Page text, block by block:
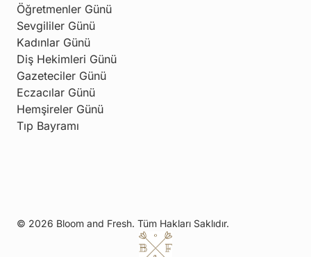
Öğretmenler Günü
Sevgililer Günü
Kadınlar Günü
Diş Hekimleri Günü
Gazeteciler Günü
Eczacılar Günü
Hemşireler Günü
Tıp Bayramı
© 2026 Bloom and Fresh. Tüm Hakları Saklıdır.